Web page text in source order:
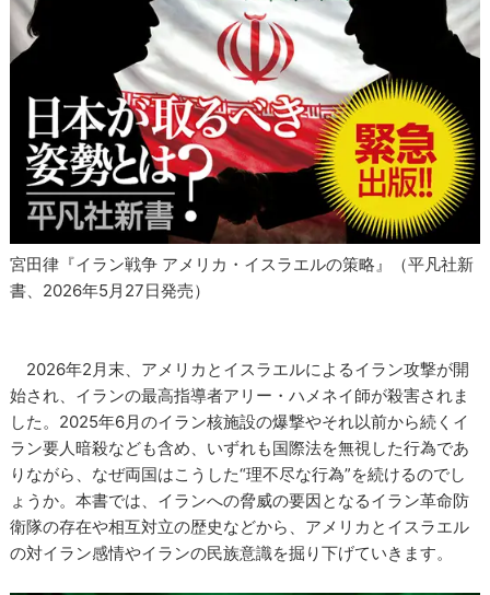
宮田律『イラン戦争 アメリカ・イスラエルの策略』（平凡社新
書、2026年5月27日発売）
2026年2月末、アメリカとイスラエルによるイラン攻撃が開
始され、イランの最高指導者アリー・ハメネイ師が殺害されま
した。2025年6月のイラン核施設の爆撃やそれ以前から続くイ
ラン要人暗殺なども含め、いずれも国際法を無視した行為であ
りながら、なぜ両国はこうした“理不尽な行為”を続けるのでし
ょうか。本書では、イランへの脅威の要因となるイラン革命防
衛隊の存在や相互対立の歴史などから、アメリカとイスラエル
の対イラン感情やイランの民族意識を掘り下げていきます。